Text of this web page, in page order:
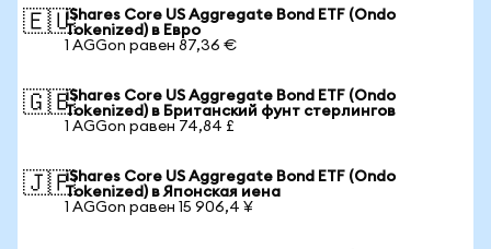
🇪🇺iShares Core US Aggregate Bond ETF (Ondo
Tokenized) в Евро
1 AGGon равен 87,36 €
🇬🇧iShares Core US Aggregate Bond ETF (Ondo
Tokenized) в Британский фунт стерлингов
1 AGGon равен 74,84 £
🇯🇵iShares Core US Aggregate Bond ETF (Ondo
Tokenized) в Японская иена
1 AGGon равен 15 906,4 ¥